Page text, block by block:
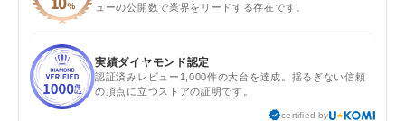
ューの公開数で業界をリードする存在です。
実績ダイヤモンド認定
認証済みレビュー1,000件の大台を達成。揺るぎない信頼
の頂点に立つストアの証明です。
certified by